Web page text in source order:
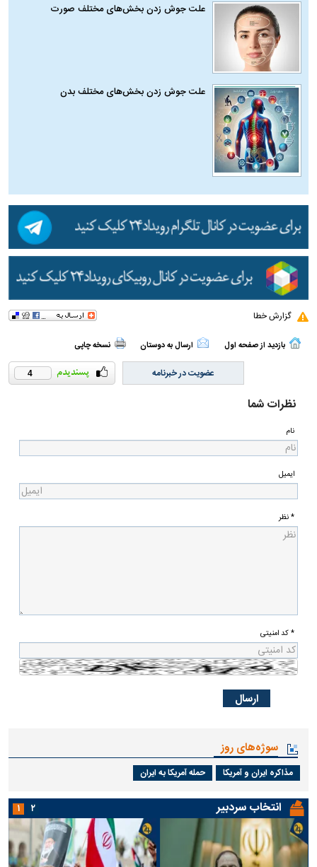
علت جوش زدن بخش‌های مختلف صورت
علت جوش زدن بخش‌های مختلف بدن
گزارش خطا
بازدید از صفحه اول ارسال به دوستان نسخه چاپی
4 عضویت در خبرنامه
نظرات شما
نام
ایمیل
* نظر
* کد امنیتی
سوژه‌های روز
مذاکره ایران و آمریکا حمله آمریکا به ایران
انتخاب سردبیر ۱ ۲